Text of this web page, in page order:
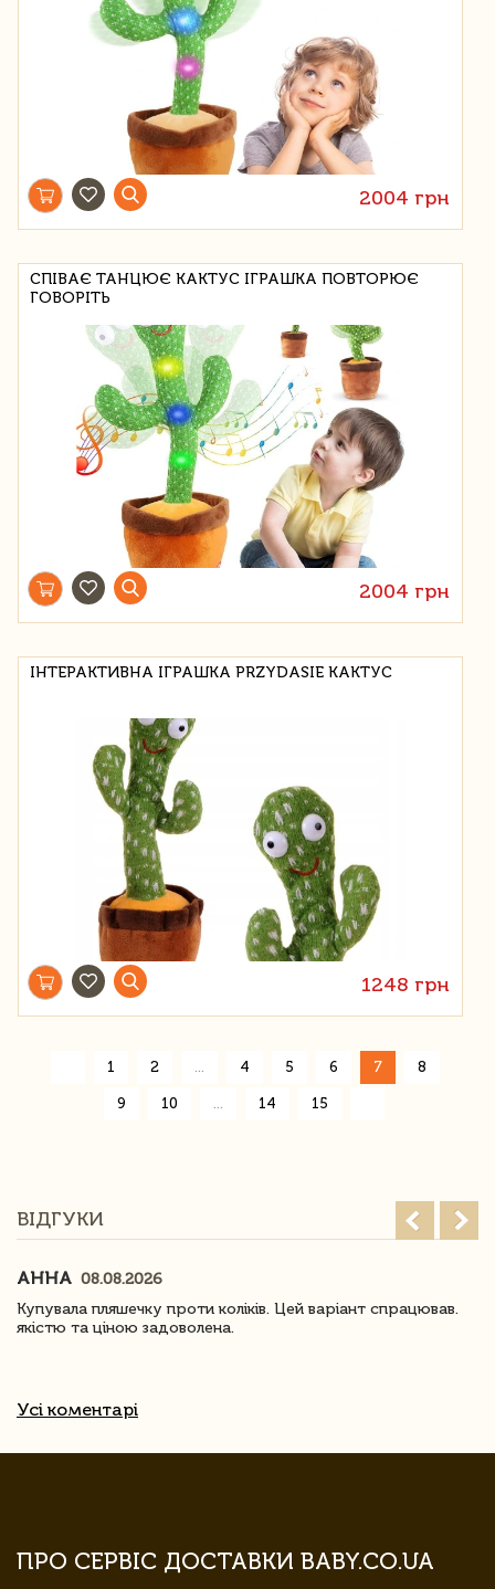
2004 грн
СПІВАЄ ТАНЦЮЄ КАКТУС ІГРАШКА ПОВТОРЮЄ
ГОВОРІТЬ
2004 грн
ІНТЕРАКТИВНА ІГРАШКА PRZYDASIE КАКТУС
1248 грн
1 2 4 5 6 7 8
9 10 14 15
ВІДГУКИ
АННА 08.08.2026
Купувала пляшечку проти коліків. Цей варіант спрацював.
якістю та ціною задоволена.
Усі коментарі
ПРО СЕРВІС ДОСТАВКИ BABY.CO.UA